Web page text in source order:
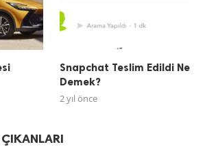
Snapchat Teslim Edildi Ne
Demek?
2 yıl önce